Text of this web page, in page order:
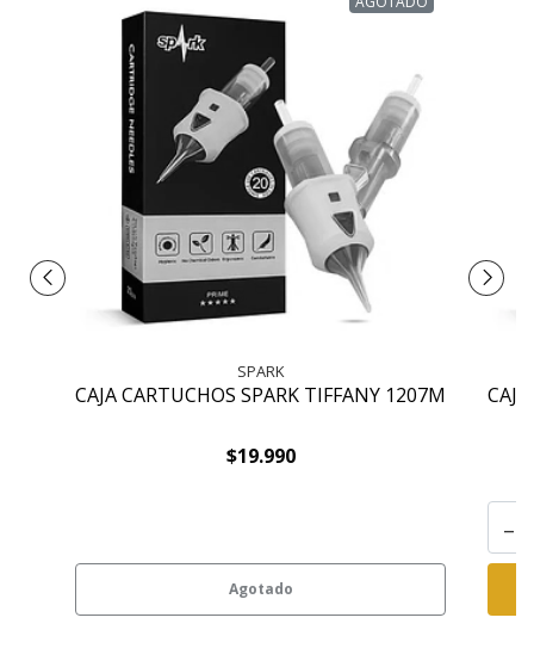
SPARK
CAJA CARTUCHOS SPARK TIFFANY 1207M
$19.990
Agotado
-